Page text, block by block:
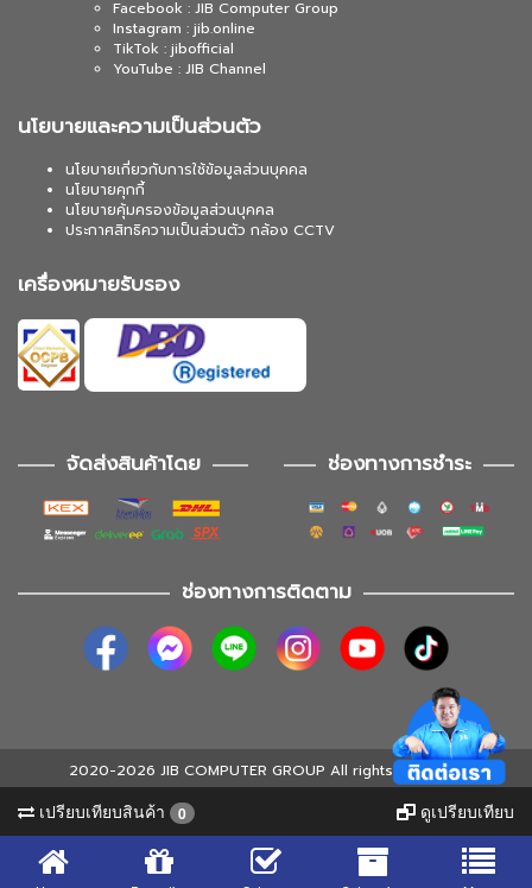
Facebook : JIB Computer Group
Instagram : jib.online
TikTok : jibofficial
YouTube : JIB Channel
นโยบายและความเป็นส่วนตัว
นโยบายเกี่ยวกับการใช้ข้อมูลส่วนบุคคล
นโยบายคุกกี้
นโยบายคุ้มครองข้อมูลส่วนบุคคล
ประกาศสิทธิความเป็นส่วนตัว กล้อง CCTV
เครื่องหมายรับรอง
จัดส่งสินค้าโดย ช่องทางการชำระ
ช่องทางการติดตาม
2020-2026 JIB COMPUTER GROUP All rights reserved
เปรียบเทียบสินค้า 0 ดูเปรียบเทียบ